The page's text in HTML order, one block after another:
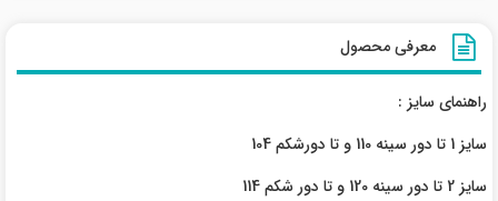
معرفی محصول
راهنمای سایز :
سایز 1 تا دور سینه 110 و تا دورشکم 104
سایز 2 تا دور سینه 120 و تا دور شکم 114